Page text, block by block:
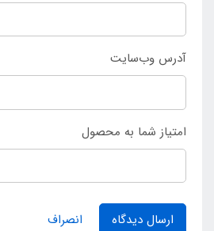
آدرس وب‌سایت
امتیاز شما به محصول
ارسال دیدگاه انصراف